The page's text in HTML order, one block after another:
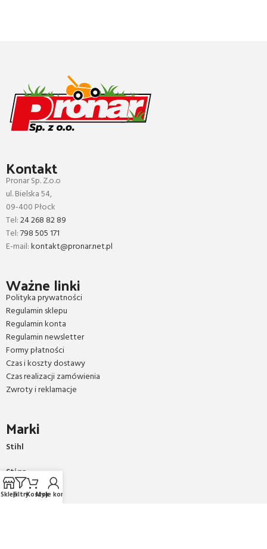
Kontakt
Pronar Sp. Z.o.o
ul. Bielska 54,
09-400 Płock
Tel:24 268 82 89
Tel:798 505 171
E-mail:kontakt@pronar.net.pl
Ważne linki
Polityka prywatności
Regulamin sklepu
Regulamin konta
Regulamin newsletter
Formy płatności
Czas i koszty dostawy
Czas realizacji zamówienia
Zwroty i reklamacje
Marki
Stihl
Stiga
AL-KO
SklepFiltryKoszyk
Moje konto